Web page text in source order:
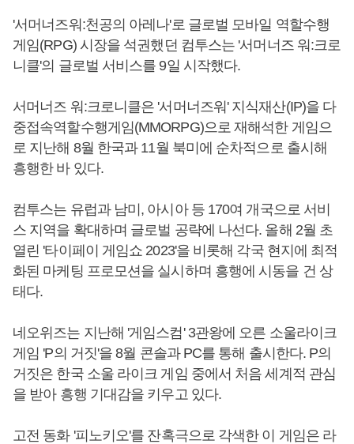
'서머너즈워:천공의 아레나'로 글로벌 모바일 역할수행
게임(RPG) 시장을 석권했던 컴투스는 '서머너즈 워:크로
니클'의 글로벌 서비스를 9일 시작했다.
서머너즈 워:크로니클은 '서머너즈워' 지식재산(IP)을 다
중접속역할수행게임(MMORPG)으로 재해석한 게임으
로 지난해 8월 한국과 11월 북미에 순차적으로 출시해
흥행한 바 있다.
컴투스는 유럽과 남미, 아시아 등 170여 개국으로 서비
스 지역을 확대하며 글로벌 공략에 나선다. 올해 2월 초
열린 '타이페이 게임쇼 2023'을 비롯해 각국 현지에 최적
화된 마케팅 프로모션을 실시하며 흥행에 시동을 건 상
태다.
네오위즈는 지난해 '게임스컴' 3관왕에 오른 소울라이크
게임 'P의 거짓'을 8월 콘솔과 PC를 통해 출시한다. P의
거짓은 한국 소울 라이크 게임 중에서 처음 세계적 관심
을 받아 흥행 기대감을 키우고 있다.
고전 동화 '피노키오'를 잔혹극으로 각색한 이 게임은 라